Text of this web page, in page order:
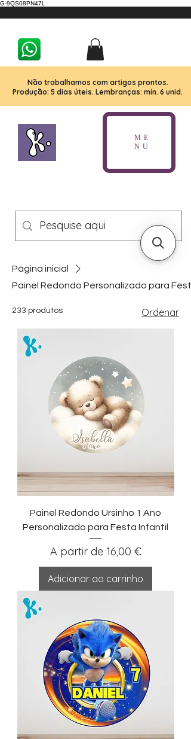
G-9QS08PN47L
Não trabalhamos com artigos prontos.
Produção: 5 dias úteis. Lembranças: mín. 6 unid.
ME
NU
Página inicial
Painel Redondo Personalizado para
233 produtos Ordenar
Painel Redondo Ursinho 1 Ano
Personalizado para Festa Infantil
A partir de 16,00 €
Preço promocional
Adicionar ao carrinho